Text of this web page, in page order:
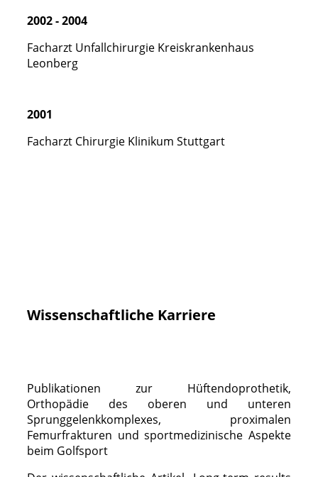
2002 - 2004
Facharzt Unfallchirurgie Kreiskrankenhaus
Leonberg
2001
Facharzt Chirurgie Klinikum Stuttgart
Wissenschaftliche Karriere
Publikationen zur Hüftendoprothetik,
Orthopädie des oberen und unteren
Sprunggelenkkomplexes, proximalen
Femurfrakturen und sportmedizinische Aspekte
beim Golfsport